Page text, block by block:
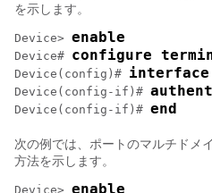
を示します。
Device> enable
Device# configure
Device(config)#
Device(config-if)#
Device(config-if)# end
次の例では、ポートのマルチドメ
方法を示します。
Device> enable